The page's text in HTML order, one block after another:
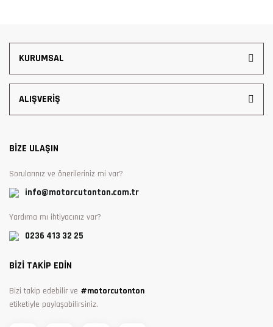
KURUMSAL
ALIŞVERİŞ
BİZE ULAŞIN
Sorularınız ve önerileriniz mi var?
info@motorcutonton.com.tr
Yardıma mı ihtiyacınız var?
0236 413 32 25
BİZİ TAKİP EDİN
Bizi takip edebilir ve #motorcutonton
etiketiyle paylaşabilirsiniz.